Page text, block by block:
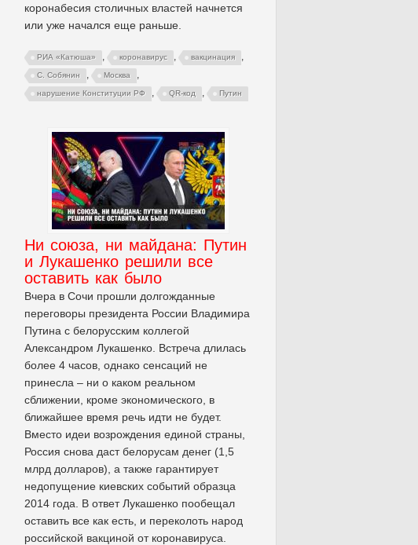
коронабесия столичных властей начнется
или уже начался еще раньше.
РИА «Катюша» , коронавирус , вакцинация ,
С. Собянин , Москва ,
нарушение Конституции РФ , QR-код , Путин
Ни союза, ни майдана: Путин
и Лукашенко решили все
оставить как было
Вчера в Сочи прошли долгожданные
переговоры президента России Владимира
Путина c белорусским коллегой
Александром Лукашенко. Встреча длилась
более 4 часов, однако сенсаций не
принесла – ни о каком реальном
сближении, кроме экономического, в
ближайшее время речь идти не будет.
Вместо идеи возрождения единой страны,
Россия снова даст белорусам денег (1,5
млрд долларов), а также гарантирует
недопущение киевских событий образца
2014 года. В ответ Лукашенко пообещал
оставить все как есть, и переколоть народ
российской вакциной от коронавируса.